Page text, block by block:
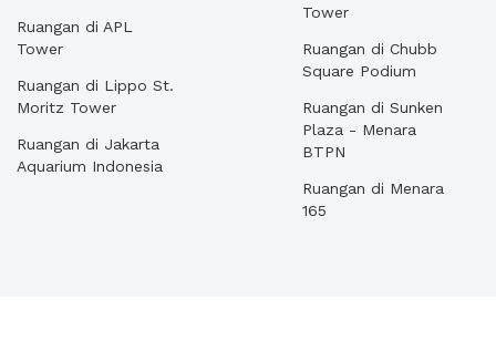
Ruangan di APL
Tower
Ruangan di Lippo St.
Moritz Tower
Ruangan di Jakarta
Aquarium Indonesia
Tower
Ruangan di Chubb
Square Podium
Ruangan di Sunken
Plaza - Menara
BTPN
Ruangan di Menara
165